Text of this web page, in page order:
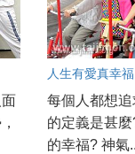
人生有愛真幸福
每個人都想
的定義是甚
的幸福? 神氣